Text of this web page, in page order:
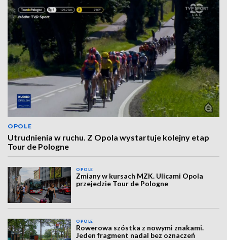
OPOLE
Utrudnienia w ruchu. Z Opola wystartuje kolejny etap
Tour de Pologne
OPOLE
Zmiany w kursach MZK. Ulicami Opola
przejedzie Tour de Pologne
OPOLE
Rowerowa szóstka z nowymi znakami.
Jeden fragment nadal bez oznaczeń